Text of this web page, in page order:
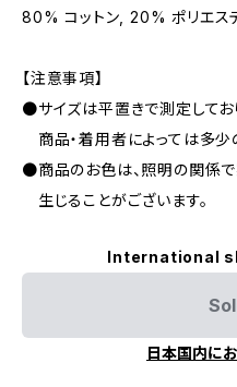
80% コットン, 20% ポリエス
【注意事項】
●サイズは平置きで測定してお
商品・着用者によっては多少
●商品のお色は、照明の関係
生じることがございます。
International
日本国内に